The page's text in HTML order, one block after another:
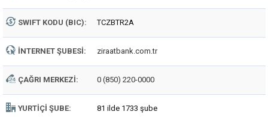
SWIFT KODU (BIC): TCZBTR2A
İNTERNET ŞUBESI: ziraatbank.com.tr
ÇAĞRI MERKEZI: 0 (850) 220-0000
YURTIÇI ŞUBE: 81 ilde 1733 şube